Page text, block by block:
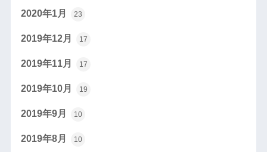
2020年1月 23
2019年12月 17
2019年11月 17
2019年10月 19
2019年9月 10
2019年8月 10